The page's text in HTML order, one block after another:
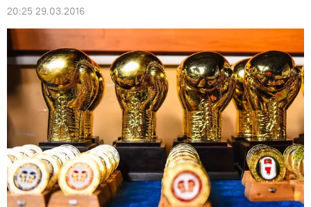
20:25 29.03.2016